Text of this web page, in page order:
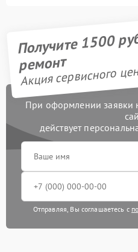
Получите 1500
ремонт
Акция сервисного
При оформлении заявки
действует
Отправляя, Вы соглашаетесь с